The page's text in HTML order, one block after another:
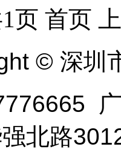
页 首页
© 深圳
北路